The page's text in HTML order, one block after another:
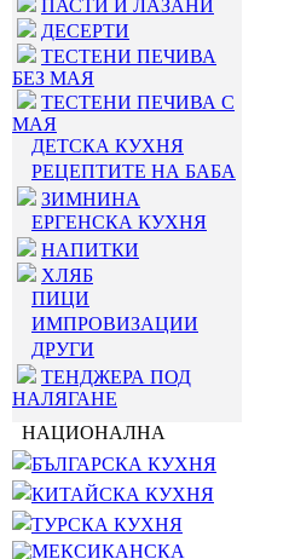
ПАСТИ И ЛАЗАНИ
ДЕСЕРТИ
ТЕСТЕНИ ПЕЧИВА
БЕЗ МАЯ
ТЕСТЕНИ ПЕЧИВА С
МАЯ
ДЕТСКА КУХНЯ
РЕЦЕПТИТЕ НА БАБА
ЗИМНИНА
ЕРГЕНСКА КУХНЯ
НАПИТКИ
ХЛЯБ
ПИЦИ
ИМПРОВИЗАЦИИ
ДРУГИ
ТЕНДЖЕРА ПОД
НАЛЯГАНЕ
НАЦИОНАЛНА
БЪЛГАРСКА КУХНЯ
КИТАЙСКА КУХНЯ
ТУРСКА КУХНЯ
МЕКСИКАНСКА